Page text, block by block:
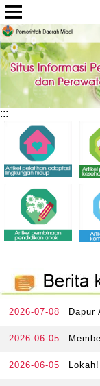
Lompat ke bagian
:::
2026-07-08 Dapur
2026-06-05
2026-06-05